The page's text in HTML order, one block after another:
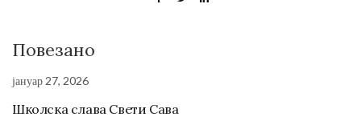
Повезано
јануар 27, 2026
Школска слава Свети Сава